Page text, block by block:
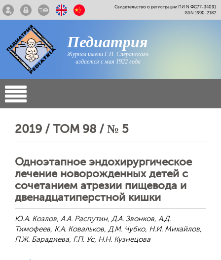
Свидетельство о регистрации ПИ N ФС77-34091
ISSN 1990-2182
Педиатрия
Журнал имени Г.Н. Сперанского
издается с мая 1922 года
2019 / ТОМ 98 / № 5
Одноэтапное эндохирургическое
лечение новорожденных детей с
сочетанием атрезии пищевода и
двенадцатиперстной кишки
Ю.А. Козлов, А.А. Распутин, Д.А. Звонков, А.Д.
Тимофеев, К.А. Ковальков, Д.М. Чубко, Н.И. Михайлов,
П.Ж. Барадиева, Г.П. Ус, Н.Н. Кузнецова